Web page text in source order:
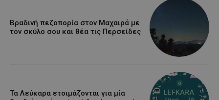
Βραδινή πεζοπορία στον Μαχαιρά με
τον σκύλο σου και θέα τις Περσείδες
Τα Λεύκαρα ετοιμάζονται για μία